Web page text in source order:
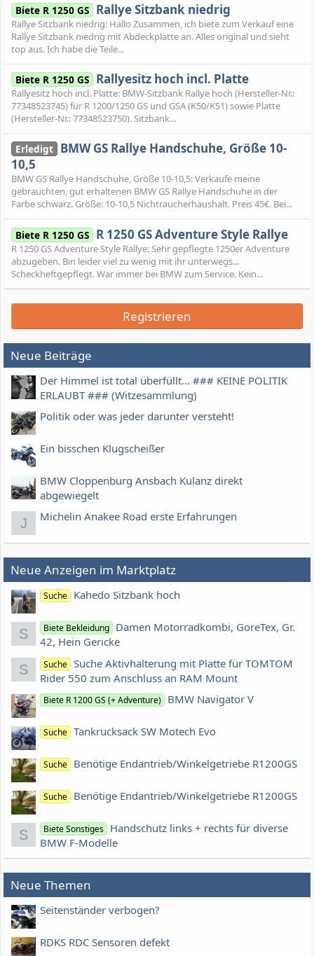
Biete R 1250 GS Rallye Sitzbank niedrig
Rallye Sitzbank niedrig: Hallo Zusammen, ich biete zum Verkauf eine
Rallye Sitzbank niedrig mit Abdeckplatte an. Alles original und sieht
top aus. Ich habe die Teile...
Biete R 1250 GS Rallyesitz hoch incl. Platte
Rallyesitz hoch incl. Platte: BMW-Sitzbank Rallye hoch (Hersteller-Nr.:
77348523745) für R 1200/1250 GS und GSA (K50/K51) sowie Platte
(Hersteller-Nr.: 77348523750). Sitzbank...
Erledigt BMW GS Rallye Handschuhe, Größe 10-
10,5
BMW GS Rallye Handschuhe, Größe 10-10,5: Verkaufe meine
gebrauchten, gut erhaltenen BMW GS Rallye Handschuhe in der
Farbe schwarz. Größe: 10-10,5 Nichtraucherhaushalt. Preis 45€. Bei...
Biete R 1250 GS R 1250 GS Adventure Style Rallye
R 1250 GS Adventure Style Rallye: Sehr gepflegte 1250er Adventure
abzugeben. Bin leider viel zu wenig mit ihr unterwegs...
Scheckheftgepflegt. War immer bei BMW zum Service. Kein...
Registrieren
Neue Beiträge
Der Himmel ist total überfüllt... ### KEINE POLITIK
ERLAUBT ### (Witzesammlung)
Politik oder was jeder darunter versteht!
Ein bisschen Klugscheißer
BMW Cloppenburg Ansbach Kulanz direkt
abgewiegelt
J Michelin Anakee Road erste Erfahrungen
Neue Anzeigen im Marktplatz
Suche Kahedo Sitzbank hoch
S Biete Bekleidung Damen Motorradkombi, GoreTex, Gr.
42, Hein Gericke
S Suche Suche Aktivhalterung mit Platte für TOMTOM
Rider 550 zum Anschluss an RAM Mount
Biete R 1200 GS (+ Adventure) BMW Navigator V
Suche Tankrucksack SW Motech Evo
Suche Benötige Endantrieb/Winkelgetriebe R1200GS
Suche Benötige Endantrieb/Winkelgetriebe R1200GS
S Biete Sonstiges Handschutz links + rechts für diverse
BMW F-Modelle
Neue Themen
Seitenständer verbogen?
RDKS RDC Sensoren defekt